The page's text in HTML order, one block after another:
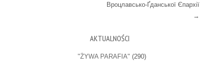
Вроцлавсько-Ґданської Єпархії
→
AKTUALNOŚCI
"ŻYWA PARAFIA" (290)